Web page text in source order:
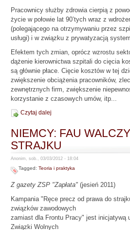
Pracownicy służby zdrowia cierpią z
życie w połowie lat 90’tych wraz z
(polegającego na otrzymywaniu przez
usługi) i w związku z prywatyzacją
Efektem tych zmian, oprócz wzrostu
dążenie kierownictwa szpitali do cięcia
są głównie płace. Cięcie kosztów w tej
zwiększenie obciążenia pracowników,
zewnętrznych firm, zwiększenie
korzystanie z czasowych umów, itp...
Czytaj dalej
NIEMCY: FAU
STRAJKU
Anonim, sob., 03/03/2012 - 18:04
Tagged:Teoria i praktyka
Z gazety ZSP "Zapłata" (jesień 2011)
Kampania "Ręce precz od prawa do
związków zawodowych
zamiast dla Frontu Pracy" jest inicjatywą
Związki Wolnych